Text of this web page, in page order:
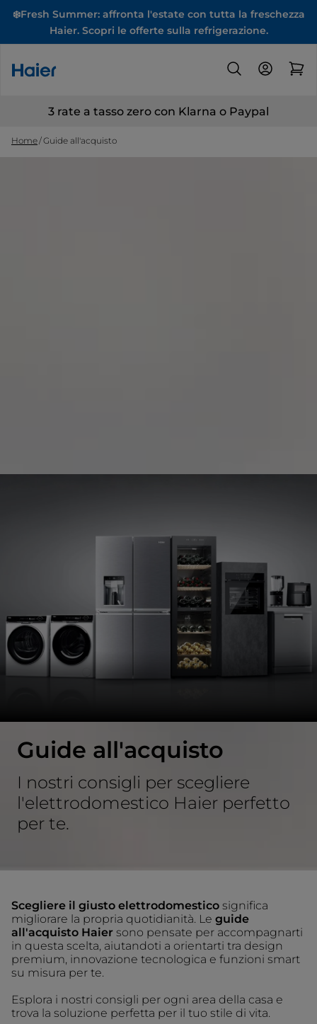
❄️Fresh Summer: affronta l'estate con tutta la freschezza
Haier. Scopri le offerte sulla refrigerazione.
3 rate a tasso zero con Klarna o Paypal
Home Guide all'acquisto
Guide all'acquisto
I nostri consigli per scegliere
l'elettrodomestico Haier perfetto
per te.
Scegliere il giusto elettrodomestico significa
migliorare la propria quotidianità. Le guide
all'acquisto Haier sono pensate per accompagnarti
in questa scelta, aiutandoti a orientarti tra design
premium, innovazione tecnologica e funzioni smart
su misura per te.
Esplora i nostri consigli per ogni area della casa e
trova la soluzione perfetta per il tuo stile di vita.